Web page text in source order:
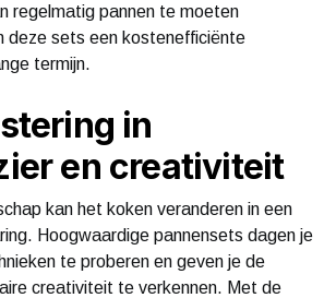
regelmatig pannen te moeten
deze sets een kostenefficiënte
termijn.
in
en creativiteit
kan het koken veranderen in een
Hoogwaardige pannensets dagen je
te proberen en geven je de
creativiteit te verkennen. Met de